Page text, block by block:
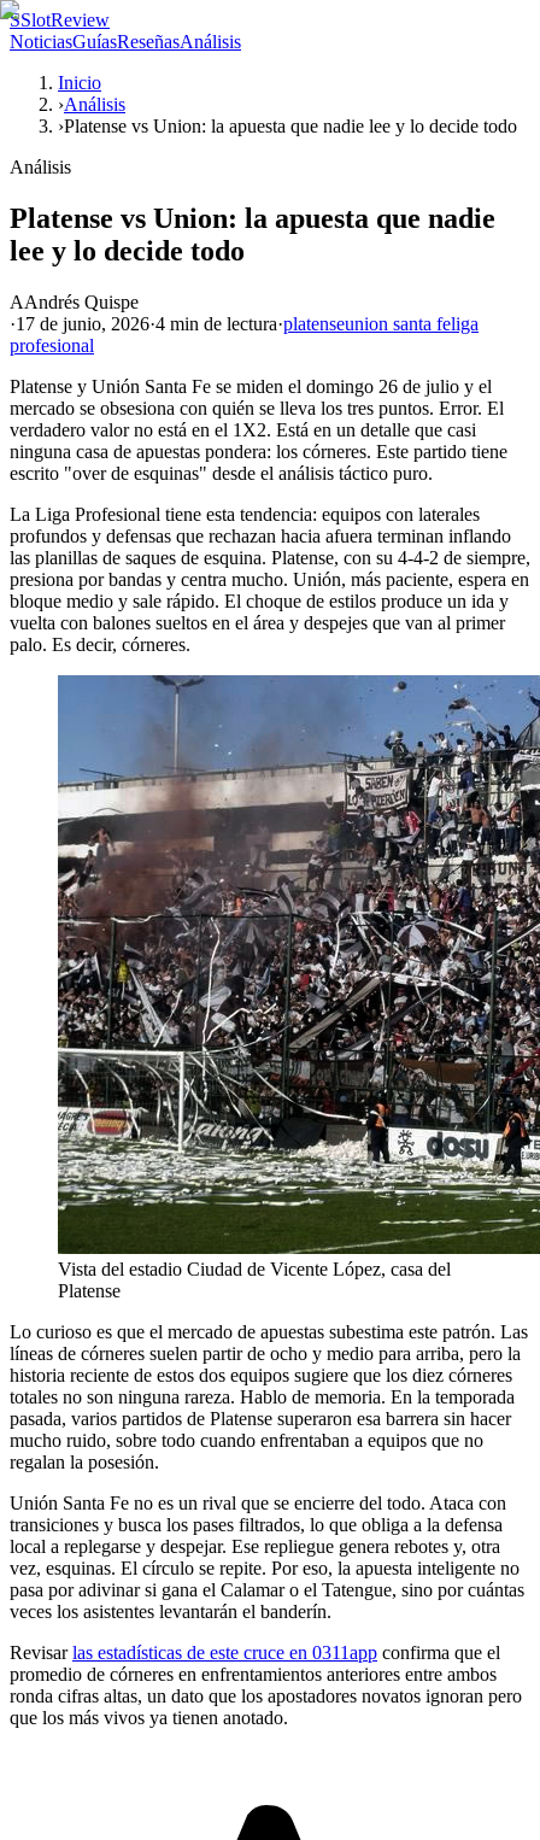
SSlotReview
NoticiasGuíasReseñasAnálisis
Inicio
›Análisis
›Platense vs Union: la apuesta que nadie lee y lo decide todo
Análisis
Platense vs Union: la apuesta que nadie
lee y lo decide todo
AAndrés Quispe
·17 de junio, 2026·4 min de lectura·platenseunion santa feliga
profesional
Platense y Unión Santa Fe se miden el domingo 26 de julio y el
mercado se obsesiona con quién se lleva los tres puntos. Error. El
verdadero valor no está en el 1X2. Está en un detalle que casi
ninguna casa de apuestas pondera: los córneres. Este partido tiene
escrito "over de esquinas" desde el análisis táctico puro.
La Liga Profesional tiene esta tendencia: equipos con laterales
profundos y defensas que rechazan hacia afuera terminan inflando
las planillas de saques de esquina. Platense, con su 4-4-2 de siempre,
presiona por bandas y centra mucho. Unión, más paciente, espera en
bloque medio y sale rápido. El choque de estilos produce un ida y
vuelta con balones sueltos en el área y despejes que van al primer
palo. Es decir, córneres.
Vista del estadio Ciudad de Vicente López, casa del
Platense
Lo curioso es que el mercado de apuestas subestima este patrón. Las
líneas de córneres suelen partir de ocho y medio para arriba, pero la
historia reciente de estos dos equipos sugiere que los diez córneres
totales no son ninguna rareza. Hablo de memoria. En la temporada
pasada, varios partidos de Platense superaron esa barrera sin hacer
mucho ruido, sobre todo cuando enfrentaban a equipos que no
regalan la posesión.
Unión Santa Fe no es un rival que se encierre del todo. Ataca con
transiciones y busca los pases filtrados, lo que obliga a la defensa
local a replegarse y despejar. Ese repliegue genera rebotes y, otra
vez, esquinas. El círculo se repite. Por eso, la apuesta inteligente no
pasa por adivinar si gana el Calamar o el Tatengue, sino por cuántas
veces los asistentes levantarán el banderín.
Revisarlas estadísticas de este cruce en 0311app confirma que el
promedio de córneres en enfrentamientos anteriores entre ambos
ronda cifras altas, un dato que los apostadores novatos ignoran pero
que los más vivos ya tienen anotado.